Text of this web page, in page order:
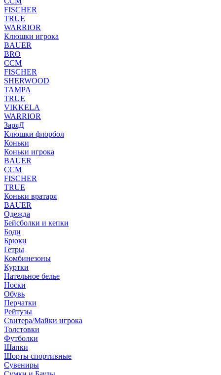
FISCHER
TRUE
WARRIOR
Клюшки игрока
BAUER
BRO
CCM
FISCHER
SHERWOOD
TAMPA
TRUE
VIKKELA
WARRIOR
ЗаряД
Клюшки флорбол
Коньки
Коньки игрока
BAUER
CCM
FISCHER
TRUE
Коньки вратаря
BAUER
Одежда
Бейсболки и кепки
Боди
Брюки
Гетры
Комбинезоны
Куртки
Нательное белье
Носки
Обувь
Перчатки
Рейтузы
Свитера/Майки игрока
Толстовки
Футболки
Шапки
Шорты спортивные
Сувениры